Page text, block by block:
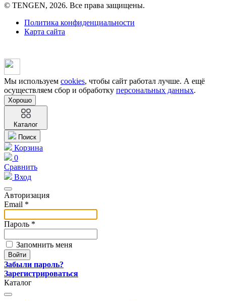
© TENGEN, 2026. Все права защищены.
Политика конфиденциальности
Карта сайта
Мы используем cookies, чтобы сайт работал лучше. А ещё
осуществляем сбор и обработку персональных данных.
Хорошо
Каталог
Поиск
Корзина
0
Сравнить
Вход
Авторизация
Email *
Пароль *
Запомнить меня
Забыли пароль?
Зарегистрироваться
Каталог